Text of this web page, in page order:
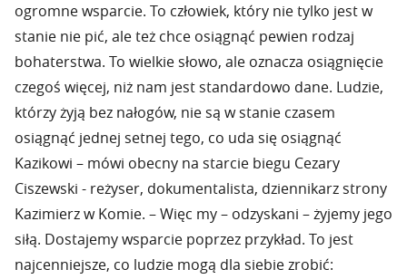
ogromne wsparcie. To człowiek, który nie tylko jest w
stanie nie pić, ale też chce osiągnąć pewien rodzaj
bohaterstwa. To wielkie słowo, ale oznacza osiągnięcie
czegoś więcej, niż nam jest standardowo dane. Ludzie,
którzy żyją bez nałogów, nie są w stanie czasem
osiągnąć jednej setnej tego, co uda się osiągnąć
Kazikowi – mówi obecny na starcie biegu Cezary
Ciszewski - reżyser, dokumentalista, dziennikarz strony
Kazimierz w Komie. – Więc my – odzyskani – żyjemy jego
siłą. Dostajemy wsparcie poprzez przykład. To jest
najcenniejsze, co ludzie mogą dla siebie zrobić: